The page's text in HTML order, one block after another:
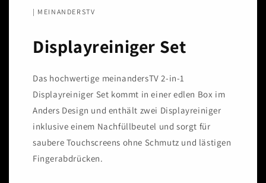
| MEINANDERSTV
Displayreiniger Set
Das hochwertige meinandersTV 2-in-1
Displayreiniger Set kommt in einer edlen Box im
Anders Design und enthält zwei Displayreiniger
inklusive einem Nachfüllbeutel und sorgt für
saubere Touchscreens ohne Schmutz und lästigen
Fingerabdrücken.